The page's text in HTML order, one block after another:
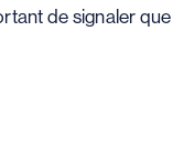
de signaler